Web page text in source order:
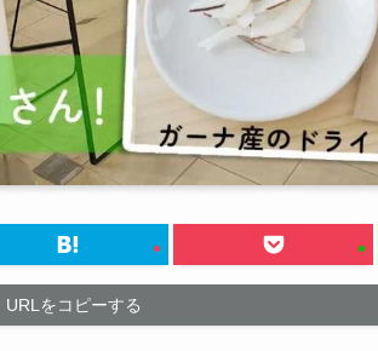
URLをコピーする